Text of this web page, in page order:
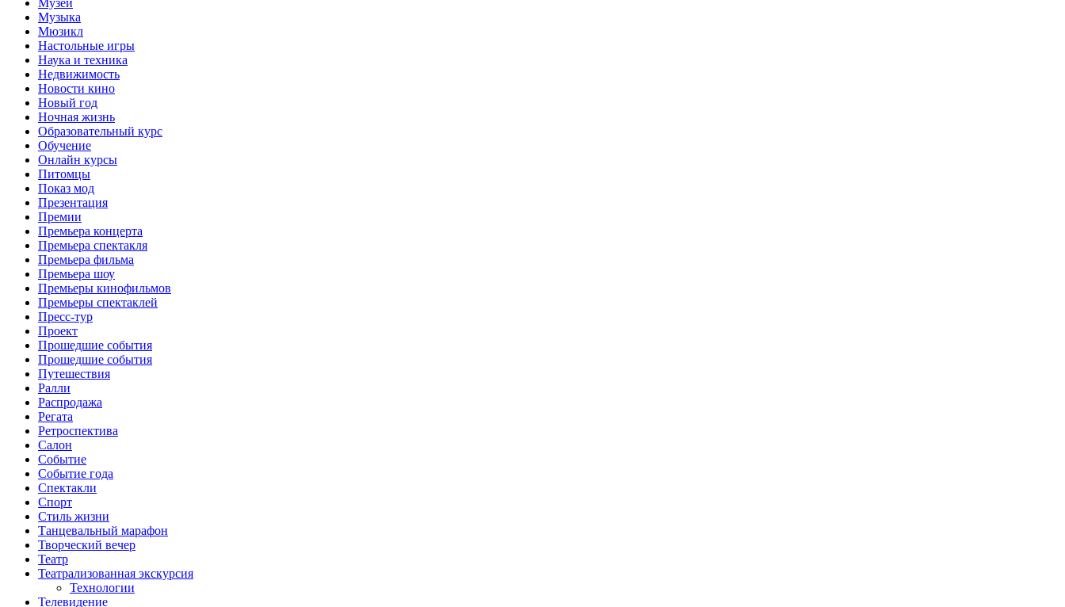
Музыка
Мюзикл
Настольные игры
Наука и техника
Недвижимость
Новости кино
Новый год
Ночная жизнь
Образовательный курс
Обучение
Онлайн курсы
Питомцы
Показ мод
Презентация
Премии
Премьера концерта
Премьера спектакля
Премьера фильма
Премьера шоу
Премьеры кинофильмов
Премьеры спектаклей
Пресс-тур
Проект
Прошедшие события
Прошедшие события
Путешествия
Ралли
Распродажа
Регата
Ретроспектива
Салон
Событие
Событие года
Спектакли
Спорт
Стиль жизни
Танцевальный марафон
Творческий вечер
Театр
Театрализованная экскурсия
Технологии
Телевидение